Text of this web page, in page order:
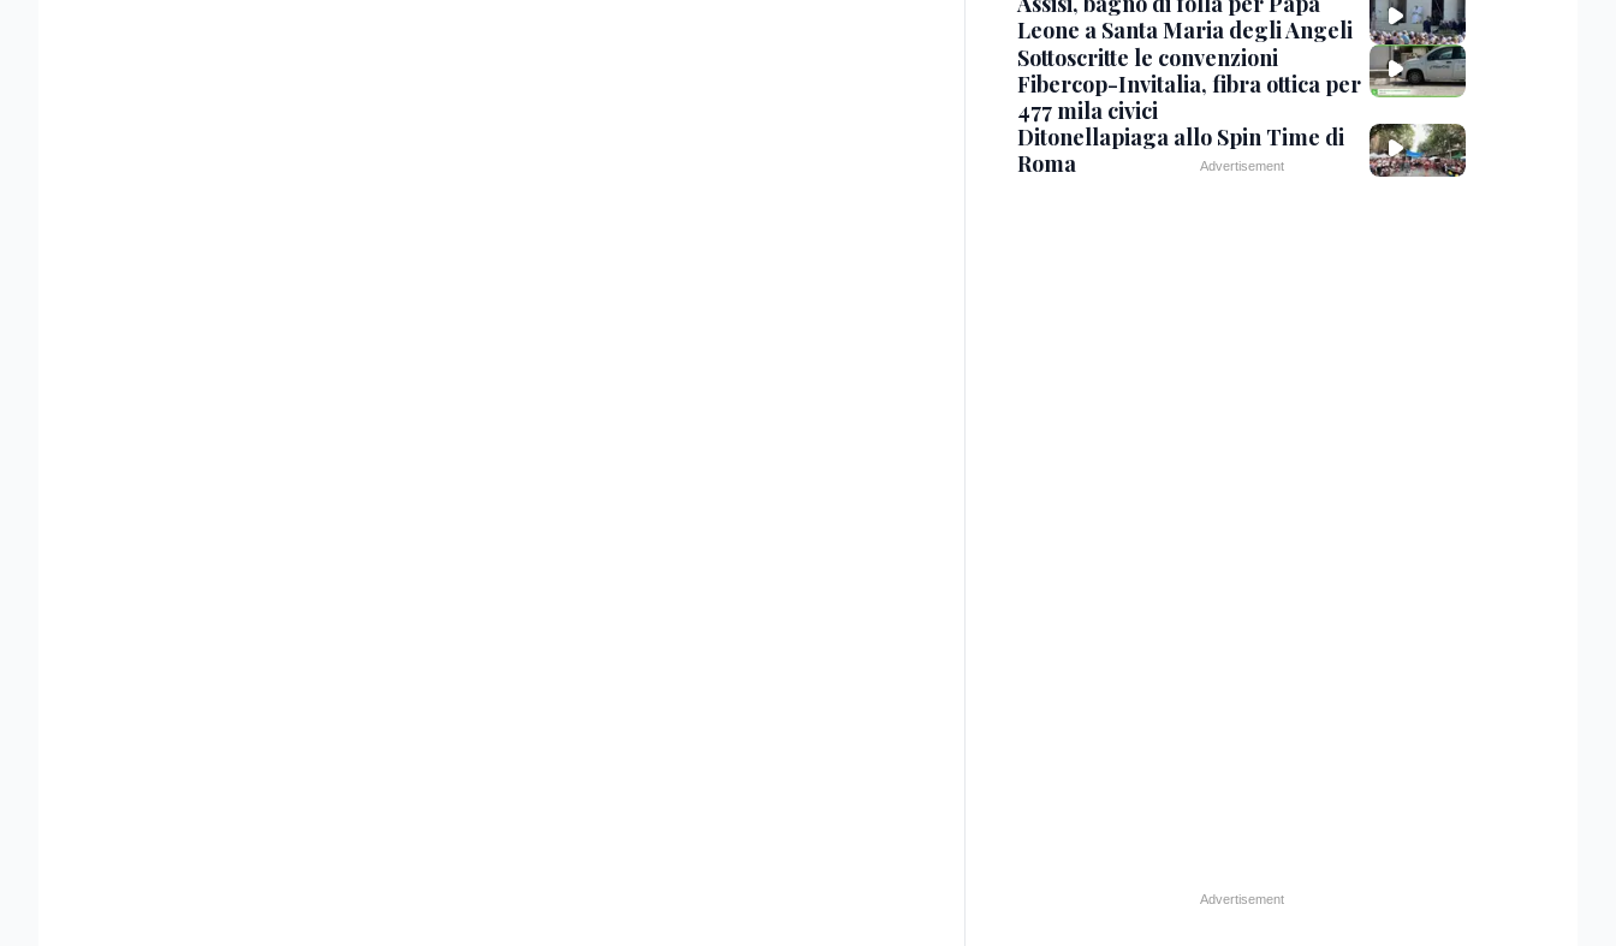
Leone a Santa Maria degli Angeli
Sottoscritte le convenzioni
Fibercop-Invitalia, fibra ottica per
477 mila civici
Ditonellapiaga allo Spin Time di
Roma